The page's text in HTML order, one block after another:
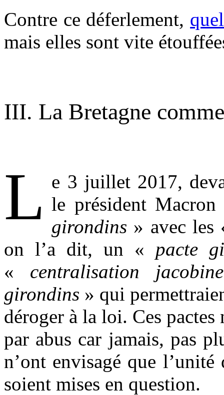
Contre ce déferlement,
mais elles sont vite
III. La Bretagne
L e 3 juillet 2017,
le président
girondins » avec
on l’a dit, un « pacte
« centralisation jacobine
girondins » qui
déroger à la loi. Ces
par abus car jamais, pas
n’ont envisagé que
soient mises en question.